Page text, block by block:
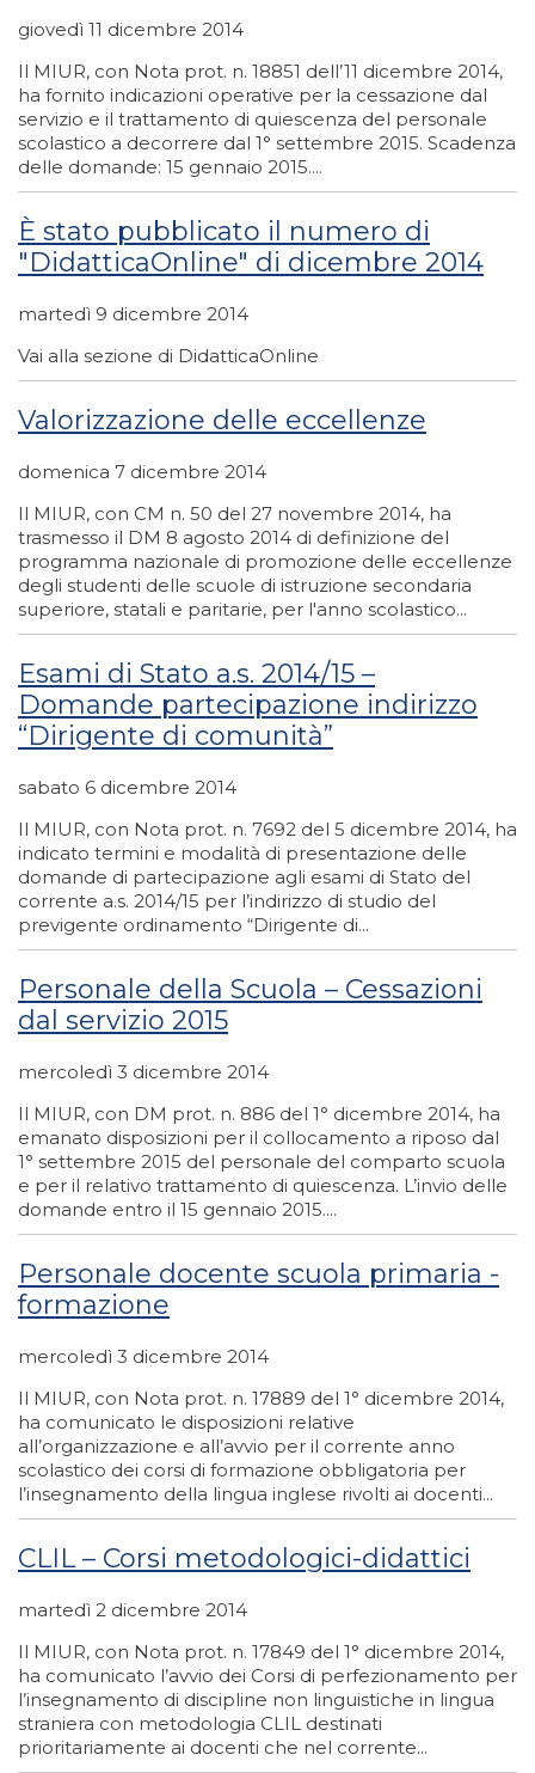
giovedì 11 dicembre 2014
Il MIUR, con Nota prot. n. 18851 dell’11 dicembre 2014,
ha fornito indicazioni operative per la cessazione dal
servizio e il trattamento di quiescenza del personale
scolastico a decorrere dal 1° settembre 2015. Scadenza
delle domande: 15 gennaio 2015....
È stato pubblicato il numero di
"DidatticaOnline" di dicembre 2014
martedì 9 dicembre 2014
Vai alla sezione di DidatticaOnline
Valorizzazione delle eccellenze
domenica 7 dicembre 2014
Il MIUR, con CM n. 50 del 27 novembre 2014, ha
trasmesso il DM 8 agosto 2014 di definizione del
programma nazionale di promozione delle eccellenze
degli studenti delle scuole di istruzione secondaria
superiore, statali e paritarie, per l'anno scolastico...
Esami di Stato a.s. 2014/15 –
Domande partecipazione indirizzo
“Dirigente di comunità”
sabato 6 dicembre 2014
Il MIUR, con Nota prot. n. 7692 del 5 dicembre 2014, ha
indicato termini e modalità di presentazione delle
domande di partecipazione agli esami di Stato del
corrente a.s. 2014/15 per l’indirizzo di studio del
previgente ordinamento “Dirigente di...
Personale della Scuola – Cessazioni
dal servizio 2015
mercoledì 3 dicembre 2014
Il MIUR, con DM prot. n. 886 del 1° dicembre 2014, ha
emanato disposizioni per il collocamento a riposo dal
1° settembre 2015 del personale del comparto scuola
e per il relativo trattamento di quiescenza. L’invio delle
domande entro il 15 gennaio 2015....
Personale docente scuola primaria -
formazione
mercoledì 3 dicembre 2014
Il MIUR, con Nota prot. n. 17889 del 1° dicembre 2014,
ha comunicato le disposizioni relative
all’organizzazione e all’avvio per il corrente anno
scolastico dei corsi di formazione obbligatoria per
l’insegnamento della lingua inglese rivolti ai docenti...
CLIL – Corsi metodologici-didattici
martedì 2 dicembre 2014
Il MIUR, con Nota prot. n. 17849 del 1° dicembre 2014,
ha comunicato l’avvio dei Corsi di perfezionamento per
l’insegnamento di discipline non linguistiche in lingua
straniera con metodologia CLIL destinati
prioritariamente ai docenti che nel corrente...